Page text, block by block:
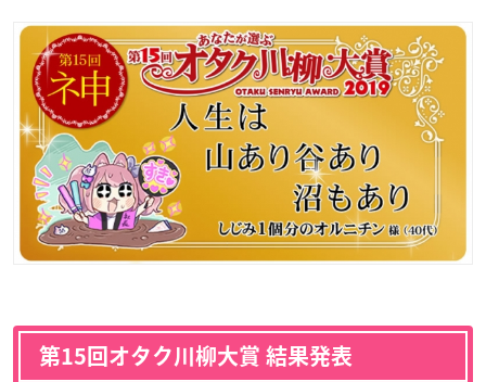
第15回オタク川柳大賞 結果発表